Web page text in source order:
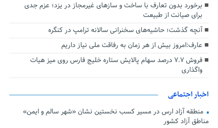
برخورد بدون تعارف با ساخت‌ و سازهای غیرمجاز در یزد؛ عزم جدی
برای صیانت از طبیعت
آنچه گذشت؛ حاشیه‌های سخنرانی سالانه ترامپ در کنگره
عارف:امروز بیش از هر زمان به رفاقت ملی نیاز داریم
فروش ۷.۷ درصد سهام پالایش ستاره خلیج فارس روی میز هیات
واگذاری
اخبار اجتماعی
منطقه آزاد ارس در مسیر کسب نخستین نشان «شهر سالم و ایمن»
مناطق آزاد کشور